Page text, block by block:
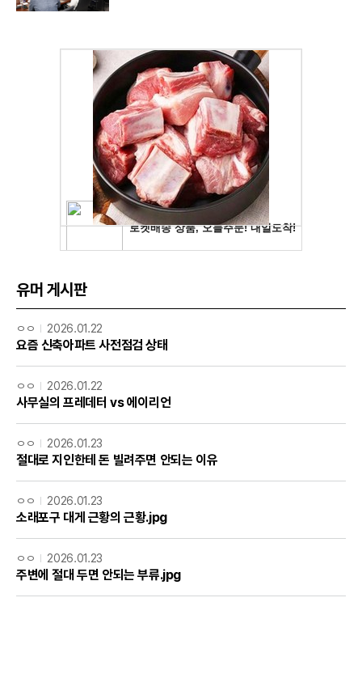
유머 게시판
ㅇㅇ 2026.01.22
요즘 신축아파트 사전점검 상태
ㅇㅇ 2026.01.22
사무실의 프레데터 vs 에이리언
ㅇㅇ 2026.01.23
절대로 지인한테 돈 빌려주면 안되는 이유
ㅇㅇ 2026.01.23
소래포구 대게 근황의 근황.jpg
ㅇㅇ 2026.01.23
주변에 절대 두면 안되는 부류.jpg